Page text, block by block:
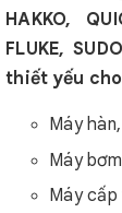
HAKKO,
FLUKE,
thiết yếu
Máy
Máy
Máy